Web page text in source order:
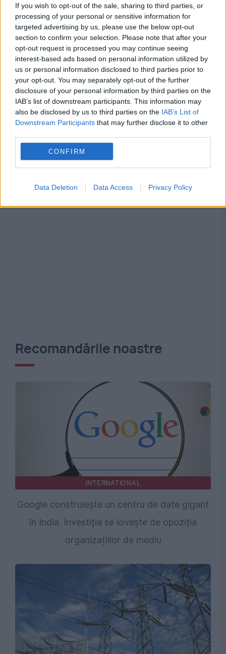
If you wish to opt-out of the sale, sharing to third parties, or
processing of your personal or sensitive information for
targeted advertising by us, please use the below opt-out
section to confirm your selection. Please note that after your
opt-out request is processed you may continue seeing
interest-based ads based on personal information utilized by
us or personal information disclosed to third parties prior to
your opt-out. You may separately opt-out of the further
disclosure of your personal information by third parties on the
IAB’s list of downstream participants. This information may
also be disclosed by us to third parties on the IAB’s List of
Downstream Participants that may further disclose it to other
CONFIRM
Data Deletion Data Access Privacy Policy
proprietari le înțeleg greșit și ajung să
plătească mai mult.Ce spune legea
Concediu 2026. Dreptul pe care mulți
salariați nu îl cunosc. Când se pot pierde
zilele de concediu și când nu
deficit
Recomandările noastre
INTERNATIONAL
Google construiește un centru de date gigant
în India. Investiția se lovește de opoziția
organizațiilor de mediu